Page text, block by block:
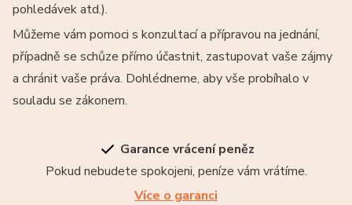
pohledávek atd.).
Můžeme vám pomoci s konzultací a přípravou na jednání,
případně se schůze přímo účastnit, zastupovat vaše zájmy
a chránit vaše práva. Dohlédneme, aby vše probíhalo v
souladu se zákonem.
Garance vrácení peněz
Pokud nebudete spokojeni, peníze vám vrátíme.
Více o garanci